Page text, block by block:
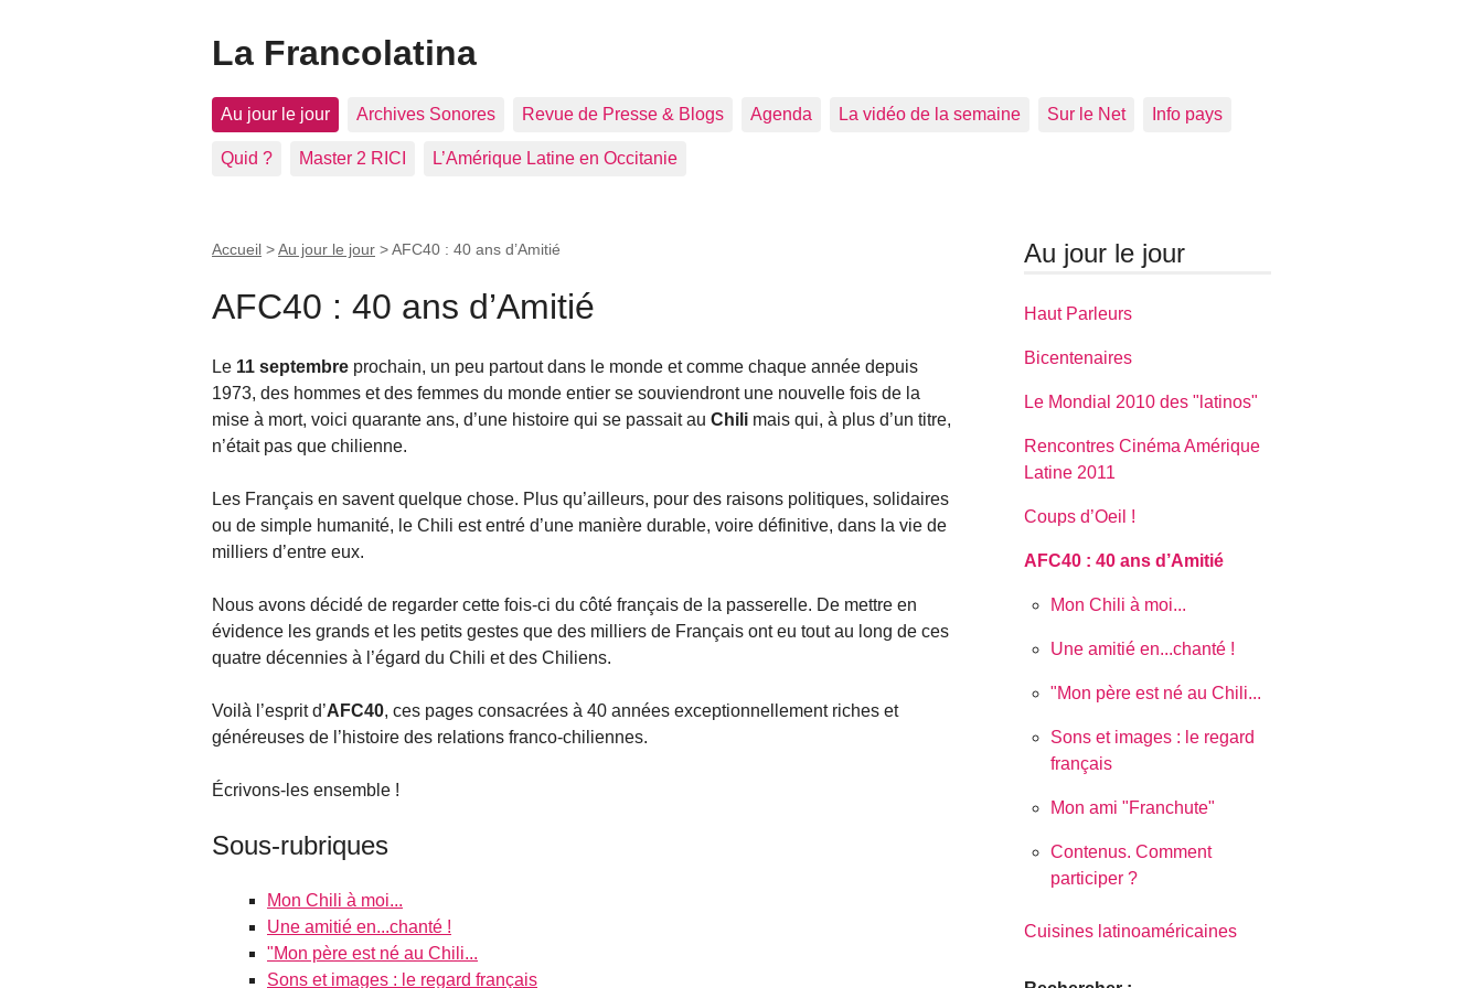
La Francolatina
Au jour le jour Archives Sonores Revue de Presse & Blogs Agenda La vidéo de la semaine Sur le Net Info pays
Quid ? Master 2 RICI L’Amérique Latine en Occitanie
Accueil >Au jour le jour >AFC40 : 40 ans d’Amitié
AFC40 : 40 ans d’Amitié
Le 11 septembre prochain, un peu partout dans le monde et comme chaque année depuis
1973, des hommes et des femmes du monde entier se souviendront une nouvelle fois de la
mise à mort, voici quarante ans, d’une histoire qui se passait au Chili mais qui, à plus d’un titre,
n’était pas que chilienne.
Les Français en savent quelque chose. Plus qu’ailleurs, pour des raisons politiques, solidaires
ou de simple humanité, le Chili est entré d’une manière durable, voire définitive, dans la vie de
milliers d’entre eux.
Nous avons décidé de regarder cette fois-ci du côté français de la passerelle. De mettre en
évidence les grands et les petits gestes que des milliers de Français ont eu tout au long de ces
quatre décennies à l’égard du Chili et des Chiliens.
Voilà l’esprit d’AFC40, ces pages consacrées à 40 années exceptionnellement riches et
généreuses de l’histoire des relations franco-chiliennes.
Écrivons-les ensemble !
Sous-rubriques
Mon Chili à moi...
Une amitié en...chanté !
"Mon père est né au Chili...
Sons et images : le regard français
Au jour le jour
Haut Parleurs
Bicentenaires
Le Mondial 2010 des "latinos"
Rencontres Cinéma Amérique
Latine 2011
Coups d’Oeil !
AFC40 : 40 ans d’Amitié
Mon Chili à moi...
Une amitié en...chanté !
"Mon père est né au Chili...
Sons et images : le regard
français
Mon ami "Franchute"
Contenus. Comment
participer ?
Cuisines latinoaméricaines